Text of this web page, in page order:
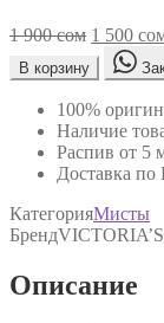
1 900сом
цена
900 сом.
1 500
В корзину
100%
Наличие
Распив от 5
Доставка
КатегорияМисты
Бренд
Описание